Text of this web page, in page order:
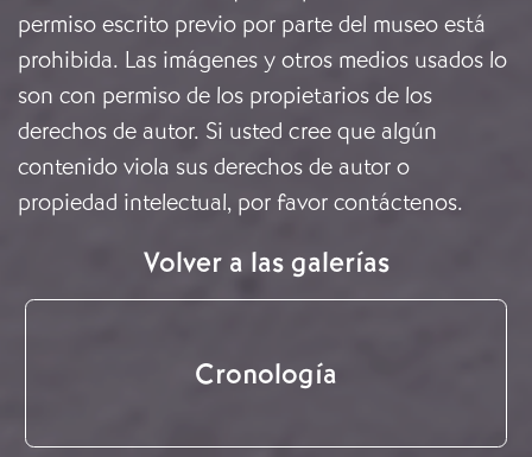
permiso escrito previo por parte del museo está
prohibida. Las imágenes y otros medios usados lo
son con permiso de los propietarios de los
derechos de autor. Si usted cree que algún
contenido viola sus derechos de autor o
propiedad intelectual, por favor contáctenos.
Volver a las galerías
Cronología